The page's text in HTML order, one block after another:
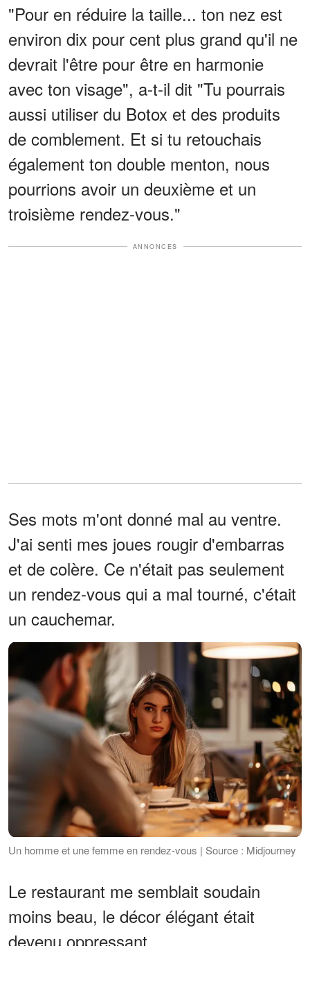
"Pour en réduire la taille... ton nez est
environ dix pour cent plus grand qu'il ne
devrait l'être pour être en harmonie
avec ton visage", a-t-il dit "Tu pourrais
aussi utiliser du Botox et des produits
de comblement. Et si tu retouchais
également ton double menton, nous
pourrions avoir un deuxième et un
troisième rendez-vous."
ANNONCES
Ses mots m'ont donné mal au ventre.
J'ai senti mes joues rougir d'embarras
et de colère. Ce n'était pas seulement
un rendez-vous qui a mal tourné, c'était
un cauchemar.
Un homme et une femme en rendez-vous | Source : Midjourney
Le restaurant me semblait soudain
moins beau, le décor élégant était
devenu oppressant.